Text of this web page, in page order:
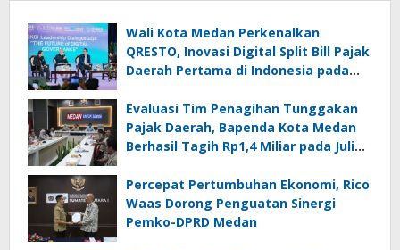
Wali Kota Medan Perkenalkan
QRESTO, Inovasi Digital Split Bill Pajak
Daerah Pertama di Indonesia pada
Evaluasi Tim Penagihan Tunggakan
Pajak Daerah, Bapenda Kota Medan
Berhasil Tagih Rp1,4 Miliar pada Juli
Percepat Pertumbuhan Ekonomi, Rico
Waas Dorong Penguatan Sinergi
Pemko-DPRD Medan